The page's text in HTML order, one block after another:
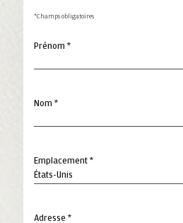
*Champs obligatoires
Prénom *
Nom *
Emplacement *
Adresse *